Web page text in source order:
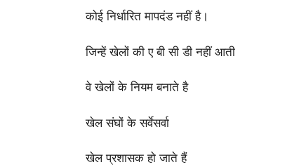
कोई निर्धारित मापदंड नहीं है।
जिन्हें खेलों की ए बी सी डी नहीं आती
वे खेलों के नियम बनाते है
खेल संघों के सर्वेसर्वा
खेल प्रशासक हो जाते हैं